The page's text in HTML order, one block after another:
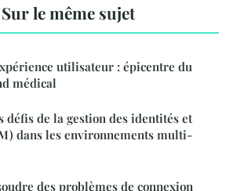
le même sujet
utilisateur : épicentre du
médical
défis de la gestion des identités et
dans les environnements multi-
des problèmes de connexion